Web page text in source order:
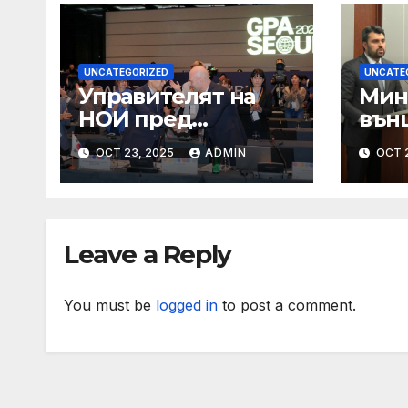
UNCATEGORIZED
Управителят на
НОИ пред
пенсионери в
Граф Игнатиево:
Вие сте в златна
за обществото
OCT 23, 2025 ADMIN
по
OCT
Leave a Reply
You must be logged in to post a comment.